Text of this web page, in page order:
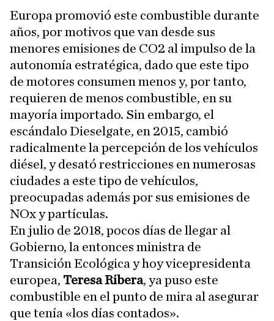
Europa promovió este combustible durante
años, por motivos que van desde sus
menores emisiones de CO2 al impulso de la
autonomía estratégica, dado que este tipo
de motores consumen menos y, por tanto,
requieren de menos combustible, en su
mayoría importado. Sin embargo, el
escándalo Dieselgate, en 2015, cambió
radicalmente la percepción de los vehículos
diésel, y desató restricciones en numerosas
ciudades a este tipo de vehículos,
preocupadas además por sus emisiones de
NOx y partículas.
En julio de 2018, pocos días de llegar al
Gobierno, la entonces ministra de
Transición Ecológica y hoy vicepresidenta
europea, Teresa Ribera, ya puso este
combustible en el punto de mira al asegurar
que tenía «los días contados».